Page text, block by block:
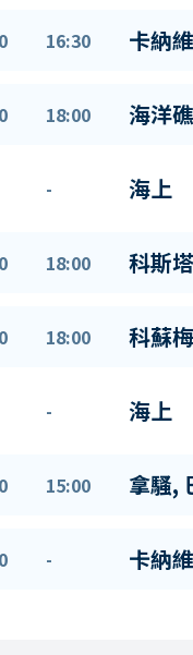
16:30 卡納
18:00 海洋
- 海上
18:00 科斯
18:00 科蘇
- 海上
15:00 拿騷,
- 卡納